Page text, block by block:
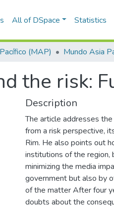
All of DSpace Statistics
(MAP)
the risk:
Description
The article addresses
from a risk perspective,
Rim. He also points out
institutions of the region,
minimizing the media
government but also by
of the matter After four
doubts about the